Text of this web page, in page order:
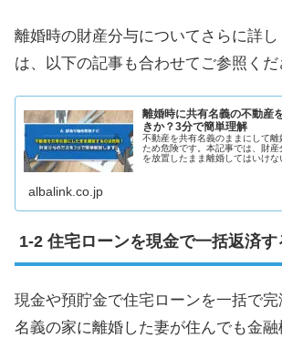
離婚時の財産分与についてさらに詳
は、以下の記事も合わせてご参照くだ
離婚時に共有名義の不動産
きか？3分で簡単理解
不動産を共有名義のままにして
ため危険です。本記事では、財
を放置したまま離婚してはいけ
albalink.co.jp
住宅ローンを現金で一括返済す
現金や預貯金で住宅ローンを一括で
名義の家に離婚した妻が住んでも金